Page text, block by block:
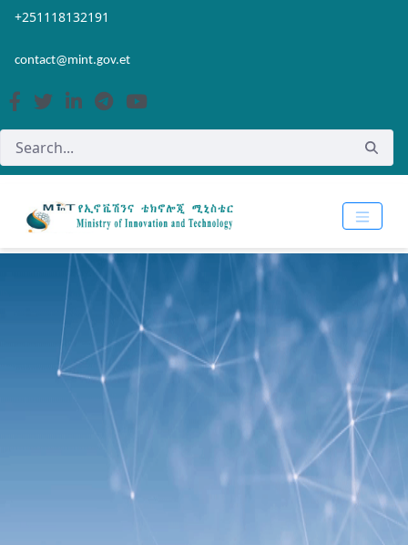
Skip to Main Content
Open Accessibility Menu
+251118132191
contact@mint.gov.et